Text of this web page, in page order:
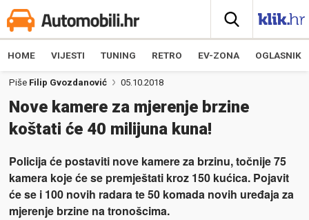
HOME VIJESTI TUNING RETRO EV-ZONA OGLASNIK
Piše Filip Gvozdanović 05.10.2018
Nove kamere za mjerenje brzine
koštati će 40 milijuna kuna!
Policija će postaviti nove kamere za brzinu, točnije 75
kamera koje će se premještati kroz 150 kućica. Pojavit
će se i 100 novih radara te 50 komada novih uređaja za
mjerenje brzine na tronošcima.